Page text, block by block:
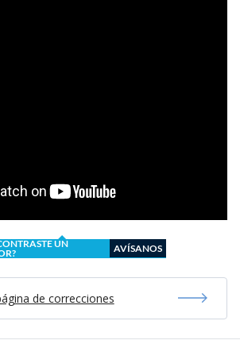
UN
AVÍSANOS
de correcciones